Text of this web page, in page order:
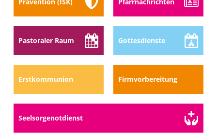
Prävention (ISK) Pfarr­nach­richten
Pastoraler Raum Gottes­dienste
Erstkommunion Firmvorbereitung
Seelsorge­notdienst